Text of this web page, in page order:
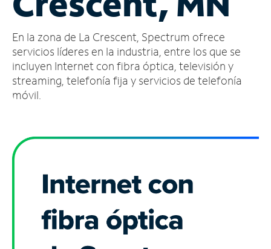
cuenta
Encuentra
una
tienda
En la zona de La Crescent, Spectrum ofrece
servicios líderes en la industria, entre los que se
incluyen Internet con fibra óptica, televisión y
streaming, telefonía fija y servicios de telefonía
móvil.